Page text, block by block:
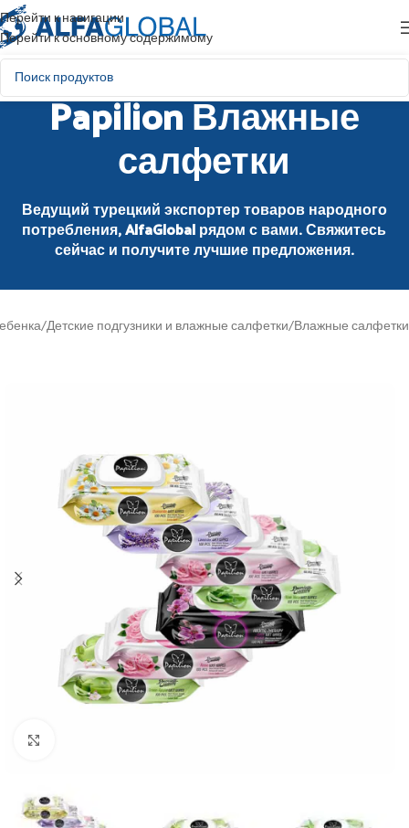
Перейти к навигации
Перейти к основному содержимому
Papilion Влажные
салфетки
Ведущий турецкий экспортер товаров народного
потребления, AlfaGlobal рядом с вами. Свяжитесь
сейчас и получите лучшие предложения.
/Детские подгузники и влажные салфетки/Влажные салфетки